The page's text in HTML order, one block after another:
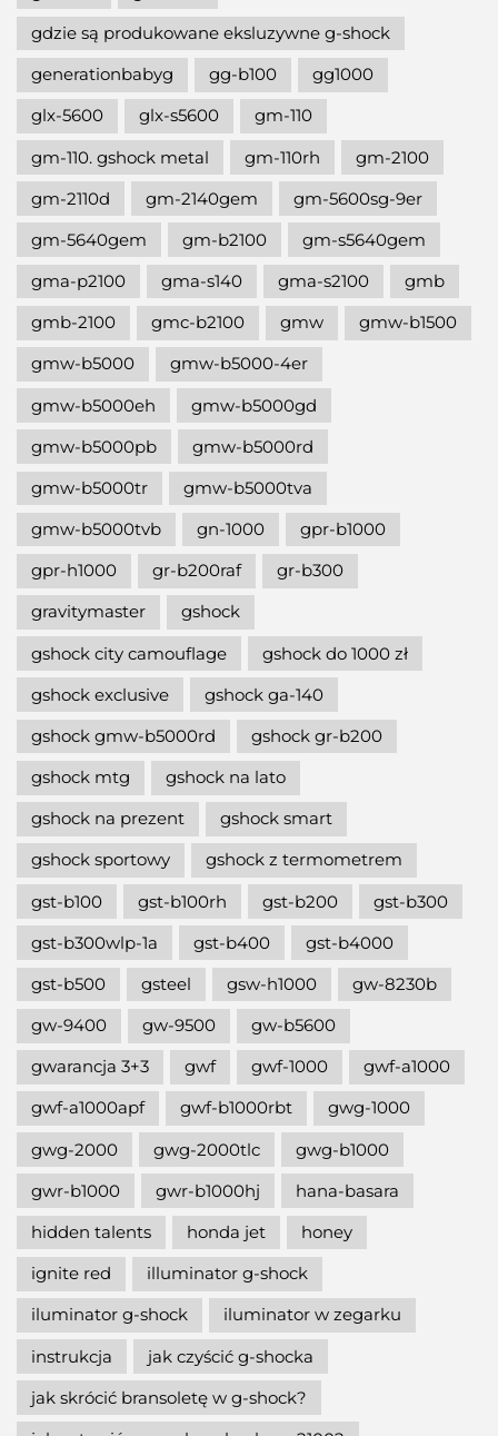
gdzie są produkowane eksluzywne g-shock
generationbabyg
gg-b100
gg1000
glx-5600
glx-s5600
gm-110
gm-110. gshock metal
gm-110rh
gm-2100
gm-2110d
gm-2140gem
gm-5600sg-9er
gm-5640gem
gm-b2100
gm-s5640gem
gma-p2100
gma-s140 gma-s2100
gmb
gmb-2100
gmc-b2100 gmw
gmw-b1500
gmw-b5000
gmw-b5000-4er
gmw-b5000eh
gmw-b5000gd
gmw-b5000pb
gmw-b5000rd
gmw-b5000tr
gmw-b5000tva
gmw-b5000tvb
gn-1000
gpr-b1000
gpr-h1000
gr-b200raf
gr-b300
gravitymaster
gshock
gshock city camouflage
gshock do 1000 zł
gshock exclusive
gshock ga-140
gshock gmw-b5000rd
gshock gr-b200
gshock mtg
gshock na lato
gshock na prezent
gshock smart
gshock sportowy
gshock z termometrem
gst-b100
gst-b100rh gst-b200
gst-b300
gst-b300wlp-1a
gst-b400
gst-b4000
gst-b500
gsteel gsw-h1000
gw-8230b
gw-9400
gw-9500
gw-b5600
gwarancja 3+3
gwf gwf-1000
gwf-a1000
gwf-a1000apf
gwf-b1000rbt
gwg-1000
gwg-2000
gwg-2000tlc
gwg-b1000
gwr-b1000
gwr-b1000hj
hana-basara
hidden talents
honda jet
honey
ignite red
illuminator g-shock
iluminator g-shock
iluminator w zegarku
instrukcja
jak czyścić g-shocka
jak skrócić bransoletę w g-shock?